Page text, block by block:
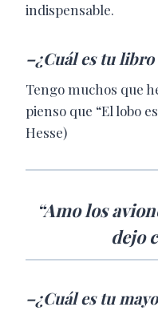
indispensable.
–¿Cuál es tu
Tengo muchos que
pienso que “El lobo
Hesse)
“Amo los
dejo
–¿Cuál es tu